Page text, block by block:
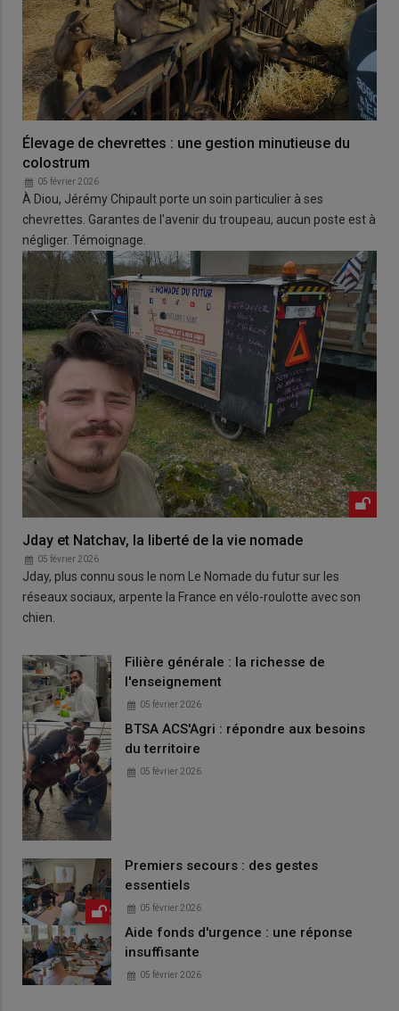
Élevage de chevrettes : une gestion minutieuse du
colostrum
05 février 2026
À Diou, Jérémy Chipault porte un soin particulier à ses
chevrettes. Garantes de l'avenir du troupeau, aucun poste est à
négliger. Témoignage.
Jday et Natchav, la liberté de la vie nomade
05 février 2026
Jday, plus connu sous le nom Le Nomade du futur sur les
réseaux sociaux, arpente la France en vélo-roulotte avec son
chien.
Filière générale : la richesse de
l'enseignement
05 février 2026
BTSA ACS'Agri : répondre aux besoins
du territoire
05 février 2026
Premiers secours : des gestes
essentiels
05 février 2026
Aide fonds d'urgence : une réponse
insuffisante
05 février 2026